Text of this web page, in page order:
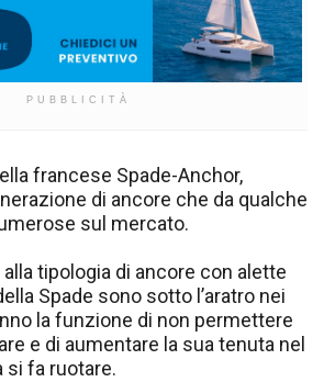
PUBBLICITÀ
francese Spade-Anchor,
di ancore che da qualche
sul mercato.
tipologia di ancore con alette
Spade sono sotto l’aratro nei
la funzione di non permettere
e di aumentare la sua tenuta nel
si fa ruotare.